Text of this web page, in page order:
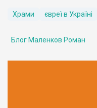
Храми євреї в Україні
Блог Маленков Роман